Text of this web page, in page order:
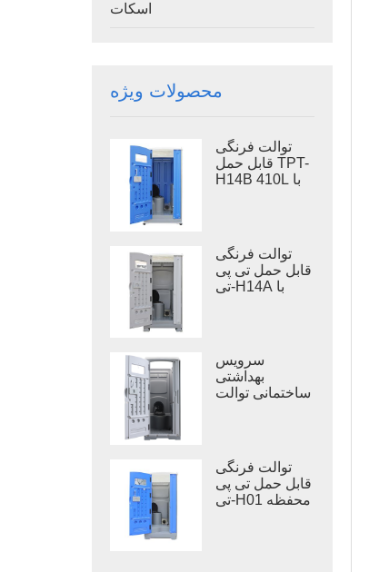
اسکات
محصولات ویژه
توالت فرنگی
قابل حمل TPT-
H14B 410L با
فلزی
توالت فرنگی
قابل حمل تی پی
تی-H14A با
سرویس
بهداشتی
ساختمانی توالت
توالت فرنگی
قابل حمل تی پی
تی-H01 محفظه